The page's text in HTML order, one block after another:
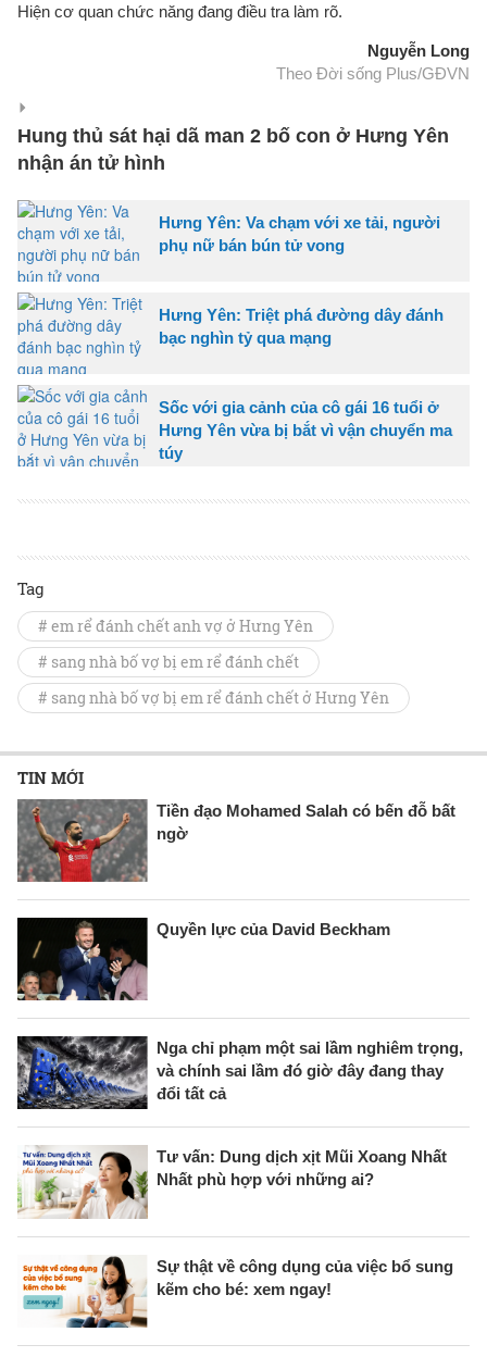
Hiện cơ quan chức năng đang điều tra làm rõ.
Nguyễn Long
Theo Đời sống Plus/GĐVN
Hung thủ sát hại dã man 2 bố con ở Hưng Yên
nhận án tử hình
Hưng Yên: Va chạm với xe tải, người
phụ nữ bán bún tử vong
Hưng Yên: Triệt phá đường dây đánh
bạc nghìn tỷ qua mạng
Sốc với gia cảnh của cô gái 16 tuổi ở
Hưng Yên vừa bị bắt vì vận chuyển ma
túy
Tag
# em rể đánh chết anh vợ ở Hưng Yên
# sang nhà bố vợ bị em rể đánh chết
# sang nhà bố vợ bị em rể đánh chết ở Hưng Yên
TIN MỚI
Tiền đạo Mohamed Salah có bến đỗ bất
ngờ
Quyền lực của David Beckham
Nga chỉ phạm một sai lầm nghiêm trọng,
và chính sai lầm đó giờ đây đang thay
đổi tất cả
Tư vấn: Dung dịch xịt Mũi Xoang Nhất
Nhất phù hợp với những ai?
Sự thật về công dụng của việc bổ sung
kẽm cho bé: xem ngay!